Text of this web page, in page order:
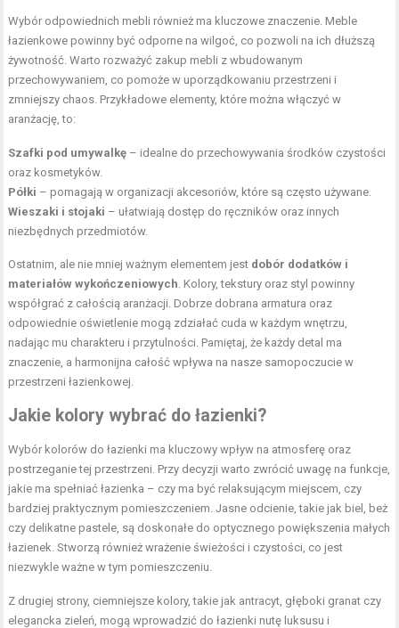
Wybór odpowiednich mebli również ma kluczowe znaczenie. Meble
łazienkowe powinny być odporne na wilgoć, co pozwoli na ich dłuższą
żywotność. Warto rozważyć zakup mebli z wbudowanym
przechowywaniem, co pomoże w uporządkowaniu przestrzeni i
zmniejszy chaos. Przykładowe elementy, które można włączyć w
aranżację, to:
Szafki pod umywalkę – idealne do przechowywania środków czystości
oraz kosmetyków.
Półki – pomagają w organizacji akcesoriów, które są często używane.
Wieszaki i stojaki – ułatwiają dostęp do ręczników oraz innych
niezbędnych przedmiotów.
Ostatnim, ale nie mniej ważnym elementem jest dobór dodatków i
materiałów wykończeniowych . Kolory, tekstury oraz styl powinny
współgrać z całością aranżacji. Dobrze dobrana armatura oraz
odpowiednie oświetlenie mogą zdziałać cuda w każdym wnętrzu,
nadając mu charakteru i przytulności. Pamiętaj, że każdy detal ma
znaczenie, a harmonijna całość wpływa na nasze samopoczucie w
przestrzeni łazienkowej.
Jakie kolory wybrać do łazienki?
Wybór kolorów do łazienki ma kluczowy wpływ na atmosferę oraz
postrzeganie tej przestrzeni. Przy decyzji warto zwrócić uwagę na funkcje,
jakie ma spełniać łazienka – czy ma być relaksującym miejscem, czy
bardziej praktycznym pomieszczeniem. Jasne odcienie, takie jak biel, beż
czy delikatne pastele, są doskonałe do optycznego powiększenia małych
łazienek. Stworzą również wrażenie świeżości i czystości, co jest
niezwykle ważne w tym pomieszczeniu.
Z drugiej strony, ciemniejsze kolory, takie jak antracyt, głęboki granat czy
elegancka zieleń, mogą wprowadzić do łazienki nutę luksusu i